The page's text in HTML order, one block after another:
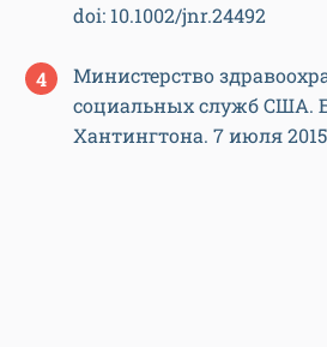
doi: 10.1002/jnr.24492
Министерство
социальных служб США.
Хантингтона. 7 июля 2015